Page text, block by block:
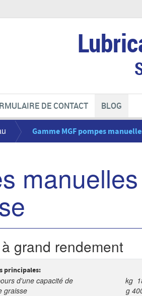
DE CONTACT BLOG
Gamme MGF pompes
grand rendement
principales:
d'une capacité de
kg 18-30
de graisse g 400 tous